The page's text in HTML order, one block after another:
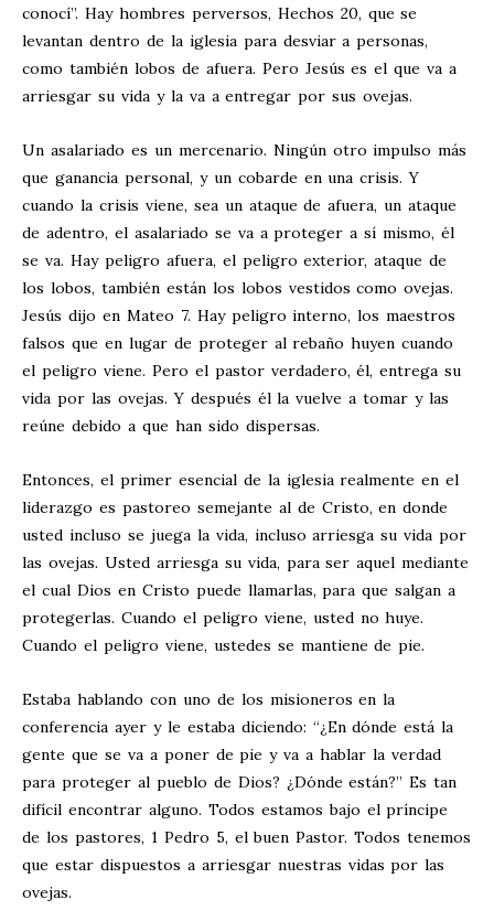
conocí”. Hay hombres perversos, Hechos 20, que se
levantan dentro de la iglesia para desviar a personas,
como también lobos de afuera. Pero Jesús es el que va a
arriesgar su vida y la va a entregar por sus ovejas.
Un asalariado es un mercenario. Ningún otro impulso más
que ganancia personal, y un cobarde en una crisis. Y
cuando la crisis viene, sea un ataque de afuera, un ataque
de adentro, el asalariado se va a proteger a sí mismo, él
se va. Hay peligro afuera, el peligro exterior, ataque de
los lobos, también están los lobos vestidos como ovejas.
Jesús dijo en Mateo 7. Hay peligro interno, los maestros
falsos que en lugar de proteger al rebaño huyen cuando
el peligro viene. Pero el pastor verdadero, él, entrega su
vida por las ovejas. Y después él la vuelve a tomar y las
reúne debido a que han sido dispersas.
Entonces, el primer esencial de la iglesia realmente en el
liderazgo es pastoreo semejante al de Cristo, en donde
usted incluso se juega la vida, incluso arriesga su vida por
las ovejas. Usted arriesga su vida, para ser aquel mediante
el cual Dios en Cristo puede llamarlas, para que salgan a
protegerlas. Cuando el peligro viene, usted no huye.
Cuando el peligro viene, ustedes se mantiene de pie.
Estaba hablando con uno de los misioneros en la
conferencia ayer y le estaba diciendo: “¿En dónde está la
gente que se va a poner de pie y va a hablar la verdad
para proteger al pueblo de Dios? ¿Dónde están?” Es tan
difícil encontrar alguno. Todos estamos bajo el príncipe
de los pastores, 1 Pedro 5, el buen Pastor. Todos tenemos
que estar dispuestos a arriesgar nuestras vidas por las
ovejas.